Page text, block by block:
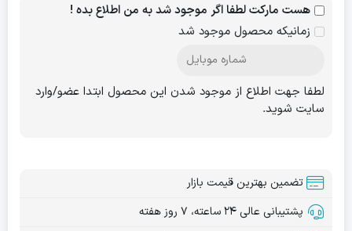
هست مارکت لطفا اگر موجود شد به من اطلاع بده !
زمانیکه محصول موجود شد
لطفا جهت اطلاع از موجود شدن این محصول ابتدا عضو/وارد
سایت شوید.
تضمین بهترین قیمت بازار
پشتیبانی عالی ۲۴ ساعته، ۷ روز هفته